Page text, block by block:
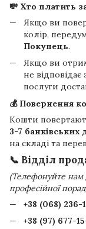
💸 Хто платить
Якщо ви
колір,
Покупець.
Якщо ви
не
послуги
💰 Повернення
Кошти
3-7 банківських
на складі та
📞 Відділ
(Телефонуйте
професійної
+38 (068) 236-
+38 (97) 677-